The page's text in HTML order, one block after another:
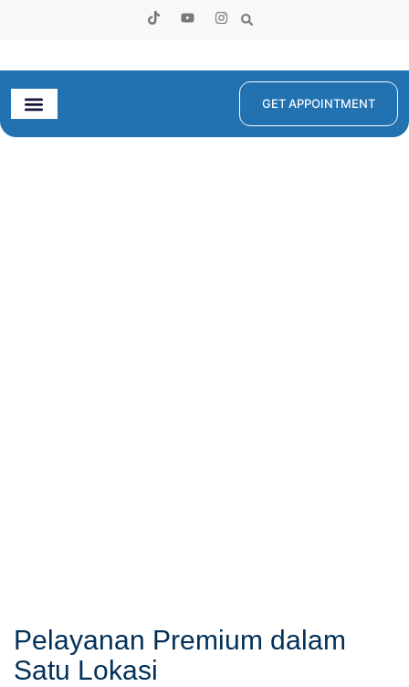
GET APPOINTMENT
Pelayanan Premium dalam
Satu Lokasi